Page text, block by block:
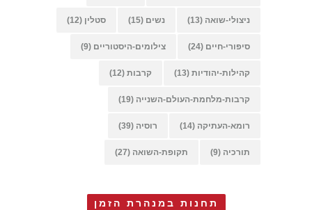
ניצולי-שואה (13) נשים (15) סטלין (12)
סיפורי-חיים (24) צילומים-היסטוריים (9)
קהילות-יהודיות (13) קרבות (12)
קרבות-מלחמת-העולם-השנייה (19)
רומא-העתיקה (14) רוסיה (39)
תורכיה (9) תקופת-השואה (27)
תחנות במנהרת הזמן